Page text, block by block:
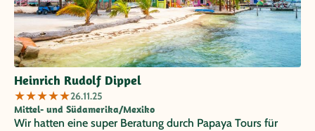
Heinrich Rudolf Dippel
★★★★★26.11.25
Mittel- und Südamerika/Mexiko
Wir hatten eine super Beratung durch Papaya Tours für